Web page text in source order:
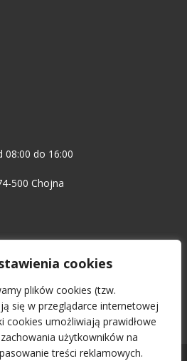
cookies
plików cookies (tzw.
się w przeglądarce internetowej
cookies umożliwiają prawidłowe
użytkowników na
treści reklamowych.
08:00 do 16:00
500 Chojna
2026 -Nawiewnikokienny.pl